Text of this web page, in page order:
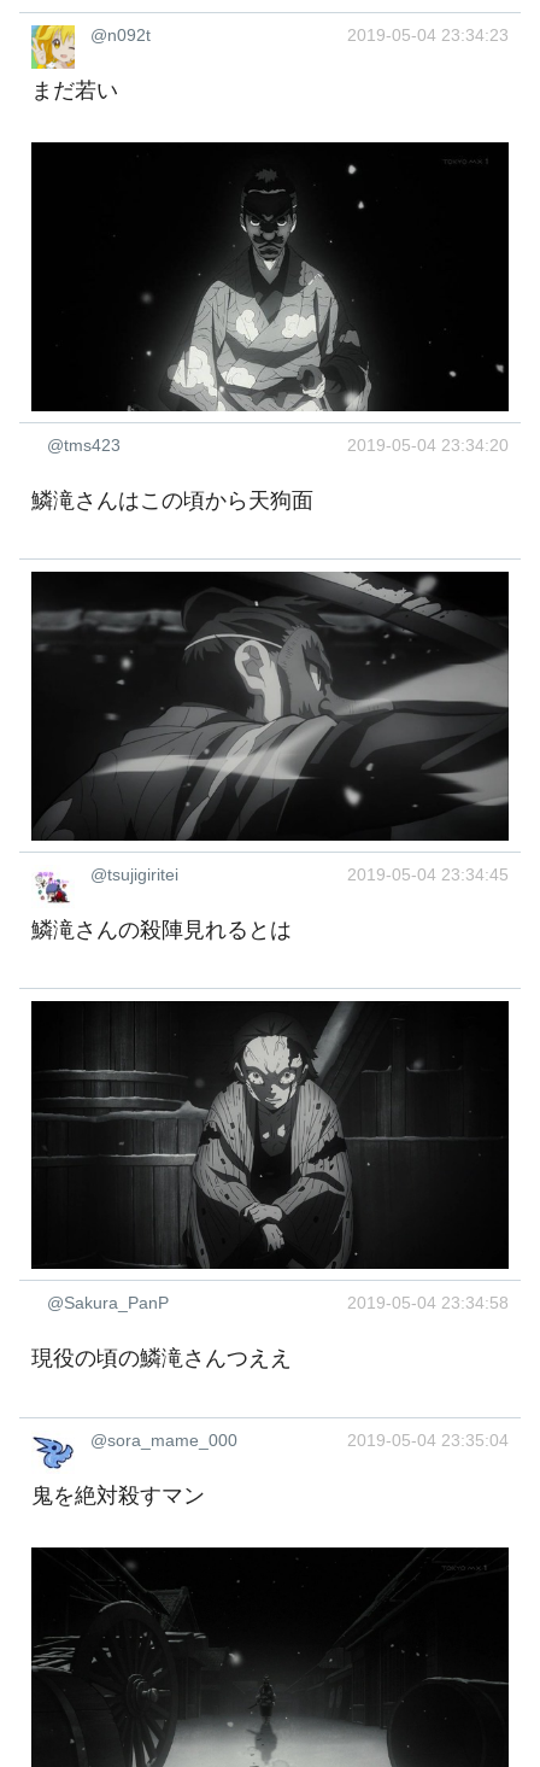
@n092t 2019-05-04 23:34:23
まだ若い
@tms423 2019-05-04 23:34:20
鱗滝さんはこの頃から天狗面
@tsujigiritei 2019-05-04 23:34:45
鱗滝さんの殺陣見れるとは
@Sakura_PanP 2019-05-04 23:34:58
現役の頃の鱗滝さんつええ
@sora_mame_000 2019-05-04 23:35:04
鬼を絶対殺すマン